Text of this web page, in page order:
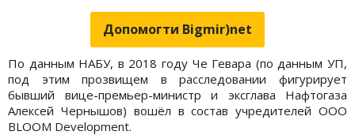
Допомогти Bigmir)net
По данным НАБУ, в 2018 году Че Гевара (по данным УП,
под этим прозвищем в расследовании фигурирует
бывший вице-премьер-министр и эксглава Нафтогаза
Алексей Чернышов) вошёл в состав учредителей ООО
BLOOM Development.